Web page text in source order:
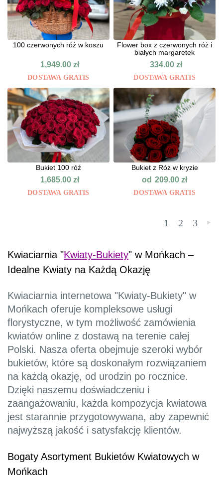
100 czerwonych róż w koszu
1,949.00zł
DOSTAWA GRATIS
Flower box z czerwonych róż i
białych margaretek
334.00zł
DOSTAWA GRATIS
Bukiet 100 róż
1,685.00zł
DOSTAWA GRATIS
Bukiet z Róż w kryzie
od 209.00zł
DOSTAWA GRATIS
1 2 3 »
Kwiaciarnia "Kwiaty-Bukiety" w Mońkach –
Idealne Kwiaty na Każdą Okazję
Kwiaciarnia internetowa "Kwiaty-Bukiety" w
Mońkach oferuje kompleksowe usługi
florystyczne, w tym możliwość zamówienia
kwiatów online z dostawą na terenie całej
Polski. Nasza oferta obejmuje szeroki wybór
bukietów, które są doskonałym rozwiązaniem
na każdą okazję, od urodzin po rocznice.
Dzięki naszemu doświadczeniu i
zaangażowaniu, każda kompozycja kwiatowa
jest starannie przygotowywana, aby zapewnić
najwyższą jakość i satysfakcję klientów.
Bogaty Asortyment Bukietów Kwiatowych w
Mońkach